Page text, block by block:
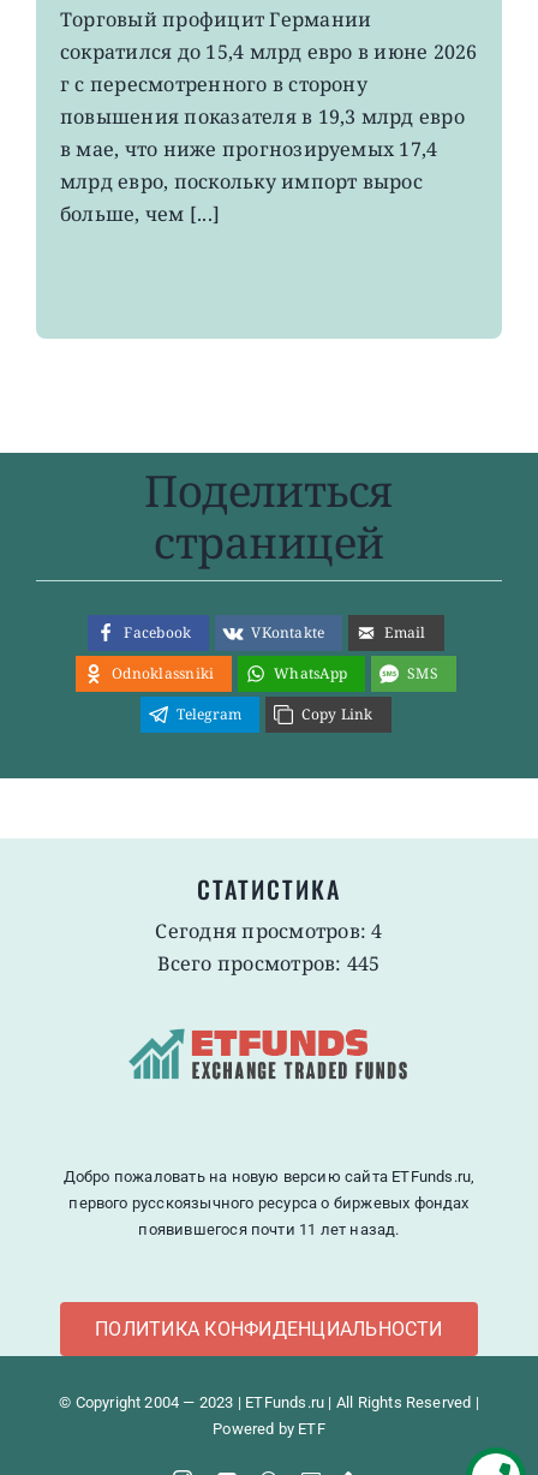
EWG:
немецкий
экспорт
вырос
4-
летнего
Торговый профицит Германии
сократился до 15,4 млрд евро в июне 2026
г с пересмотренного в сторону
повышения показателя в 19,3 млрд евро
в мае, что ниже прогнозируемых 17,4
млрд евро, поскольку импорт вырос
больше, чем [...]
Поделиться
страницей
Facebook VKontakte
Email
Odnoklassniki
WhatsApp
SMS
Telegram
Copy Link
СТАТИСТИКА
Сегодня просмотров: 4
Всего просмотров: 445
Добро пожаловать на новую версию сайта ETFunds.ru,
первого русскоязычного ресурса о биржевых фондах
появившегося почти 11 лет назад.
ПОЛИТИКА КОНФИДЕНЦИАЛЬНОСТИ
© Copyright 2004 — 2023 | ETFunds.ru | All Rights Reserved |
Powered by ETF